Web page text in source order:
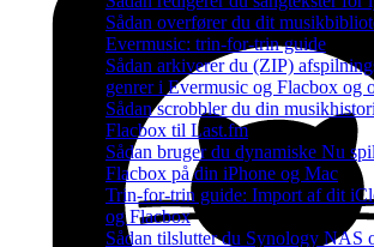
Sådan overfører du dit
Evermusic: trin-for-trin guide
Sådan arkiverer du (ZIP)
genrer i Evermusic og Flacbox og
Sådan scrobbler du din
Flacbox til Last.fm
Sådan bruger du dynamiske Nu
Flacbox på din iPhone og Mac
Trin-for-trin guide: Import af dit
og Flacbox
Sådan tilslutter du Synology NAS